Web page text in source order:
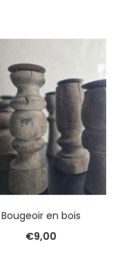
Bougeoir en bois
€9,00